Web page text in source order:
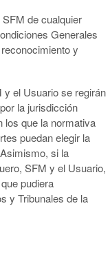
de cualquier
Generales
y
y el Usuario se regirán
la jurisdicción
los que la normativa
puedan elegir la
si la
SFM y el Usuario,
pudiera
y Tribunales de la